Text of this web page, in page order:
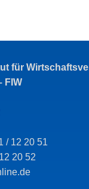
für
FIW
/ 12 20 51
20 52